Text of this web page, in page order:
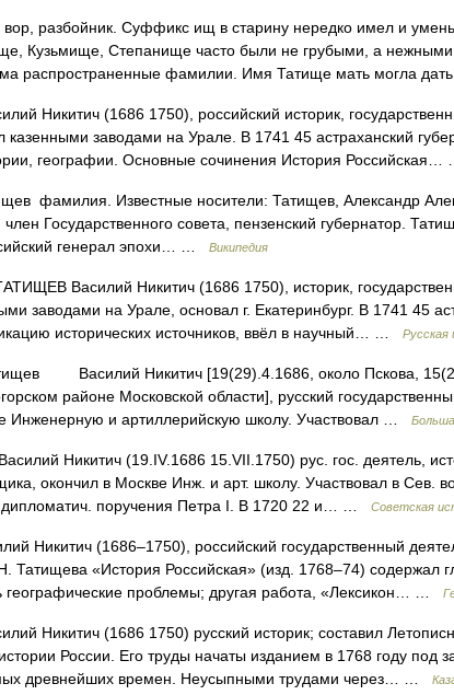
разбойник. Суффикс ищ в старину нередко имел и
Кузьмище, Степанище часто были не грубыми, а
распространенные фамилии. Имя Татище мать могла
Никитич (1686 1750), российский историк,
казенными заводами на Урале. В 1741 45 астраханский
географии. Основные сочинения История
фамилия. Известные носители: Татищев, Александр
член Государственного совета, пензенский губернатор.
генерал эпохи… …
Википедия
Василий Никитич (1686 1750), историк,
заводами на Урале, основал г. Екатеринбург. В 1741 45
исторических источников, ввёл в научный… …
Русская
Василий Никитич [19(29).4.1686, около Пскова,
районе Московской области], русский
Инженерную и артиллерийскую школу. Участвовал …
Никитич (19.IV.1686 15.VII.1750) рус. гос. деятель,
окончил в Москве Инж. и арт. школу. Участвовал в Сев.
дипломатич. поручения Петра I. В 1720 22 и… …
Советская
Никитич (1686–1750), российский государственный
Татищева «История Российская» (изд. 1768–74) содержал
географические проблемы; другая работа, «Лексикон… …
Никитич (1686 1750) русский историк; составил
России. Его труды начаты изданием в 1768 году под
древнейших времен. Неусыпными трудами через… …